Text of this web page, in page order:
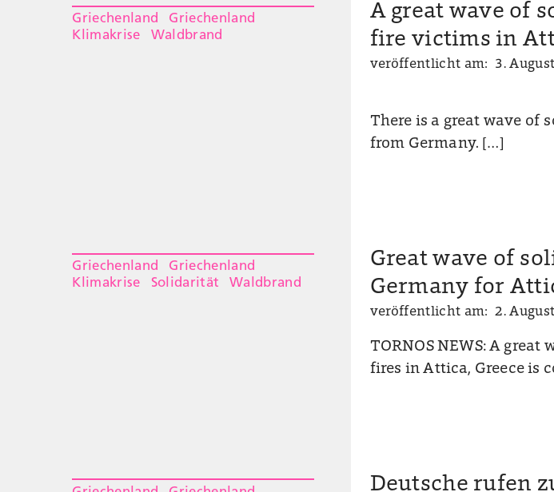
Griechenland
Griechenland
Klimakrise
Waldbrand
A great wave of
fire victims in
veröffentlicht am: 3.
There is a great wave
from Germany. […]
Griechenland
Griechenland
Klimakrise
Solidarität Waldbrand
Great wave of
Germany for
veröffentlicht am: 2.
TORNOS NEWS: A
fires in Attica, Greece is
Deutsche rufen